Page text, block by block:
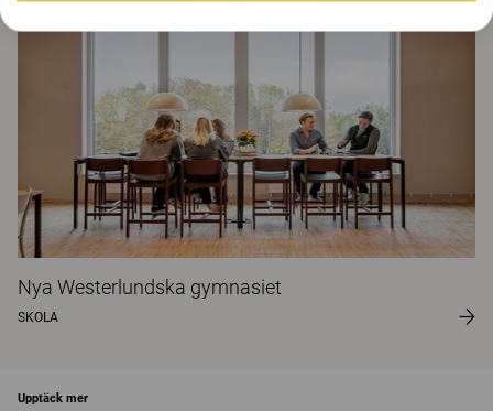
Nya Westerlundska gymnasiet
SKOLA
Upptäck mer